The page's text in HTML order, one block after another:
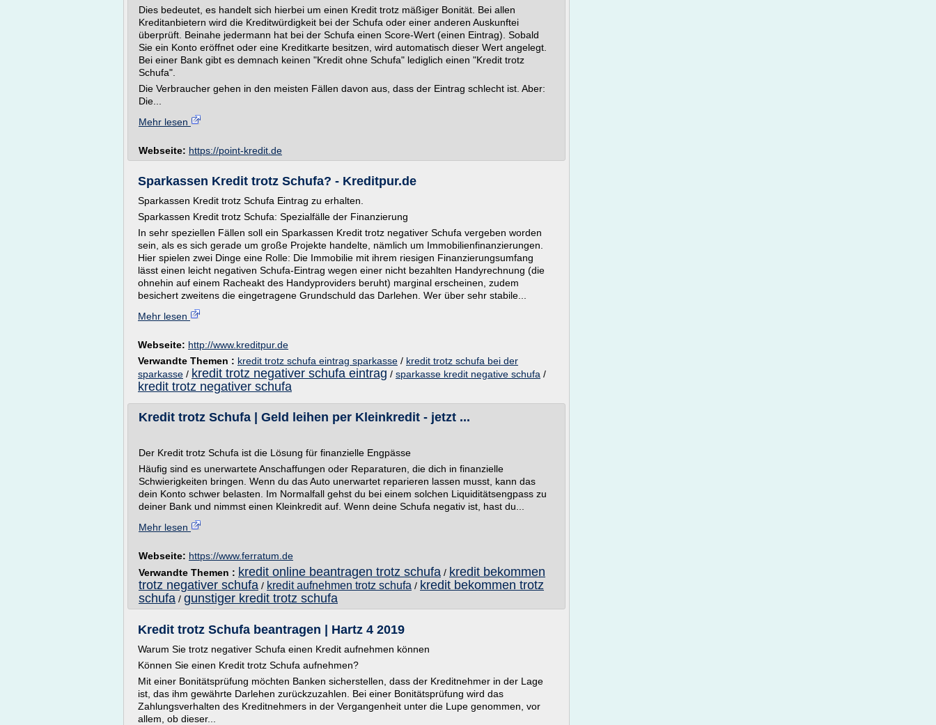
Dies bedeutet, es handelt sich hierbei um einen Kredit trotz mäßiger Bonität. Bei allen
Kreditanbietern wird die Kreditwürdigkeit bei der Schufa oder einer anderen Auskunftei
überprüft. Beinahe jedermann hat bei der Schufa einen Score-Wert (einen Eintrag). Sobald
Sie ein Konto eröffnet oder eine Kreditkarte besitzen, wird automatisch dieser Wert angelegt.
Bei einer Bank gibt es demnach keinen "Kredit ohne Schufa" lediglich einen "Kredit trotz
Schufa".
Die Verbraucher gehen in den meisten Fällen davon aus, dass der Eintrag schlecht ist. Aber:
Die...
Mehr lesen
Webseite: https://point-kredit.de
Sparkassen Kredit trotz Schufa? - Kreditpur.de
Sparkassen Kredit trotz Schufa Eintrag zu erhalten.
Sparkassen Kredit trotz Schufa: Spezialfälle der Finanzierung
In sehr speziellen Fällen soll ein Sparkassen Kredit trotz negativer Schufa vergeben worden
sein, als es sich gerade um große Projekte handelte, nämlich um Immobilienfinanzierungen.
Hier spielen zwei Dinge eine Rolle: Die Immobilie mit ihrem riesigen Finanzierungsumfang
lässt einen leicht negativen Schufa-Eintrag wegen einer nicht bezahlten Handyrechnung (die
ohnehin auf einem Racheakt des Handyproviders beruht) marginal erscheinen, zudem
besichert zweitens die eingetragene Grundschuld das Darlehen. Wer über sehr stabile...
Mehr lesen
Webseite: http://www.kreditpur.de
Verwandte Themen : kredit trotz schufa eintrag sparkasse / kredit trotz schufa bei der
sparkasse / kredit trotz negativer schufa eintrag / sparkasse kredit negative schufa /
kredit trotz negativer schufa
Kredit trotz Schufa | Geld leihen per Kleinkredit - jetzt ...
Der Kredit trotz Schufa ist die Lösung für finanzielle Engpässe
Häufig sind es unerwartete Anschaffungen oder Reparaturen, die dich in finanzielle
Schwierigkeiten bringen. Wenn du das Auto unerwartet reparieren lassen musst, kann das
dein Konto schwer belasten. Im Normalfall gehst du bei einem solchen Liquiditätsengpass zu
deiner Bank und nimmst einen Kleinkredit auf. Wenn deine Schufa negativ ist, hast du...
Mehr lesen
Webseite: https://www.ferratum.de
Verwandte Themen : kredit online beantragen trotz schufa / kredit bekommen
trotz negativer schufa / kredit aufnehmen trotz schufa / kredit bekommen trotz
schufa / gunstiger kredit trotz schufa
Kredit trotz Schufa beantragen | Hartz 4 2019
Warum Sie trotz negativer Schufa einen Kredit aufnehmen können
Können Sie einen Kredit trotz Schufa aufnehmen?
Mit einer Bonitätsprüfung möchten Banken sicherstellen, dass der Kreditnehmer in der Lage
ist, das ihm gewährte Darlehen zurückzuzahlen. Bei einer Bonitätsprüfung wird das
Zahlungsverhalten des Kreditnehmers in der Vergangenheit unter die Lupe genommen, vor
allem, ob dieser...